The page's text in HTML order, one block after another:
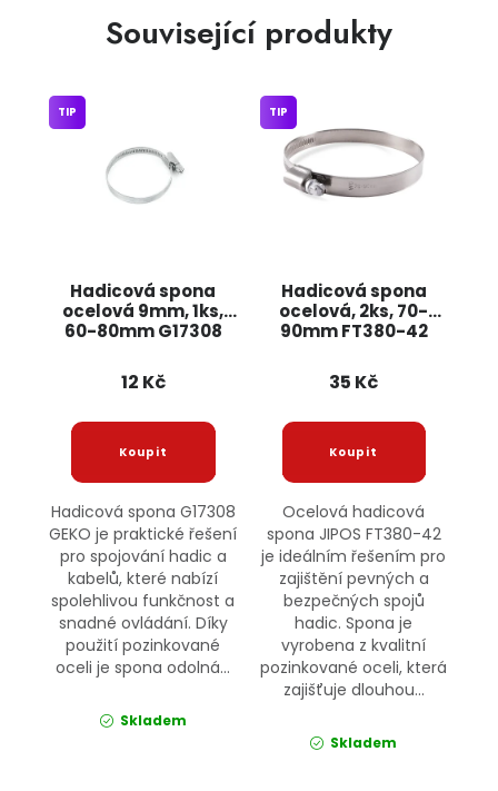
Související produkty
Hadicová spona
ocelová 9mm, 1ks,
60-80mm G17308
TIP
12 Kč
Hadicová spona G17308
GEKO je praktické řešení
pro spojování hadic a
kabelů, které nabízí
spolehlivou funkčnost a
snadné ovládání. Díky
použití pozinkované
oceli je spona odolná...
Skladem
Hadicová spona
ocelová, 2ks, 70-
90mm FT380-42
TIP
35 Kč
Ocelová hadicová
spona JIPOS FT380-42
je ideálním řešením pro
zajištění pevných a
bezpečných spojů
hadic. Spona je
vyrobena z kvalitní
pozinkované oceli, která
zajišťuje dlouhou...
Skladem